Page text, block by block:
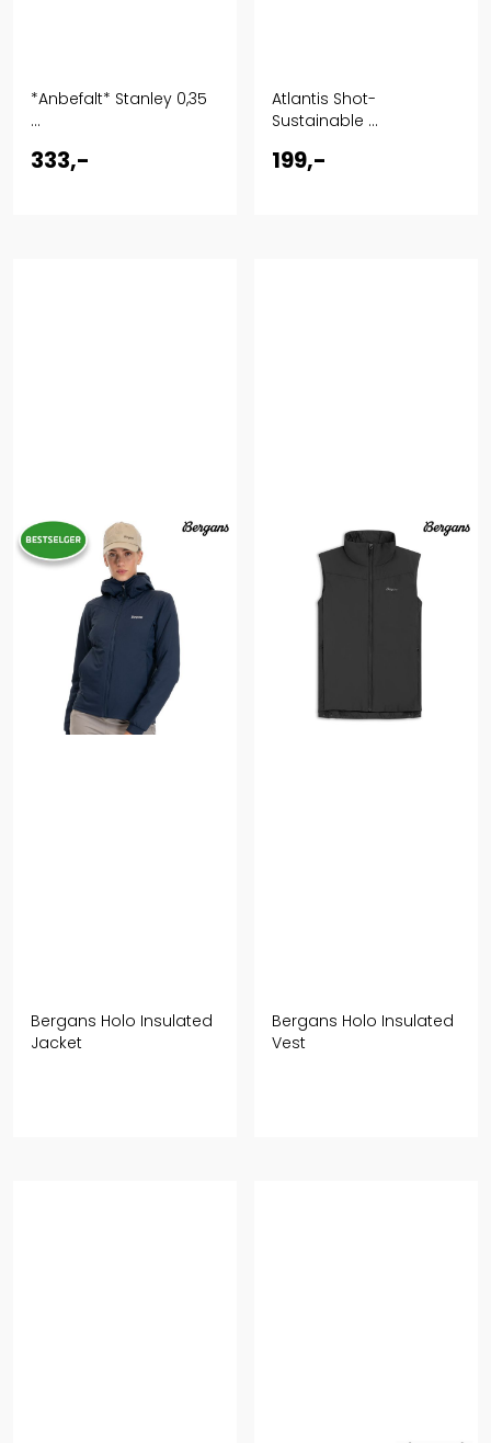
*Anbefalt* Stanley 0,35
...
333,-
Atlantis Shot-
Sustainable ...
199,-
Bergans Holo Insulated
Jacket
Bergans Holo Insulated
Vest